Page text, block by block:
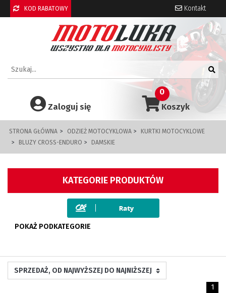
KOD RABATOWY Kontakt
Koszyk
0
Zaloguj się
STRONA GŁÓWNA ODZIEŻ MOTOCYKLOWA
KURTKI MOTOCYKLOWE
BLUZY CROSS-ENDURO
DAMSKIE
KATEGORIE PRODUKTÓW
POKAŻ PODKATEGORIE
1